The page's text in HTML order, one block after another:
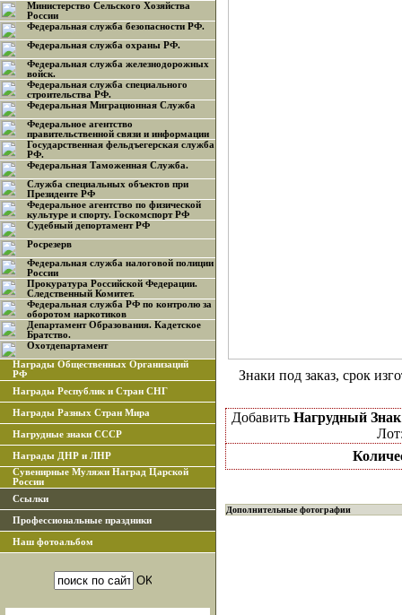
Министерство Сельского Хозяйства
России
Федеральная служба безопасности РФ.
Федеральная служба охраны РФ.
Федеральная служба железнодорожных
войск.
Федеральная служба специального
строительства РФ.
Федеральная Миграционная Служба
Федеральное агентство
правительственной связи и информации
Государственная фельдъегерская служба
РФ.
Федеральная Таможенная Служба.
Служба специальных объектов при
Президенте РФ
Федеральное агентство по физической
культуре и спорту. Госкомспорт РФ
Судебный депортамент РФ
Росрезерв
Федеральная служба налоговой полиции
России
Прокуратура Российской Федерации.
Следственный Комитет.
Федеральная служба РФ по контролю за
оборотом наркотиков
Департамент Образования. Кадетское
Братство.
Охотдепартамент
Награды Общественных Организаций
РФ
Награды Республик и Стран СНГ
Награды Разных Стран Мира
Нагрудные знаки СССР
Награды ДНР и ЛНР
Сувенирные Муляжи Наград Царской
России
Ссылки
Профессиональные праздники
Наш фотоальбом
Знаки под заказ, срок
Добавить Нагрудный
Дополнительные фотографии